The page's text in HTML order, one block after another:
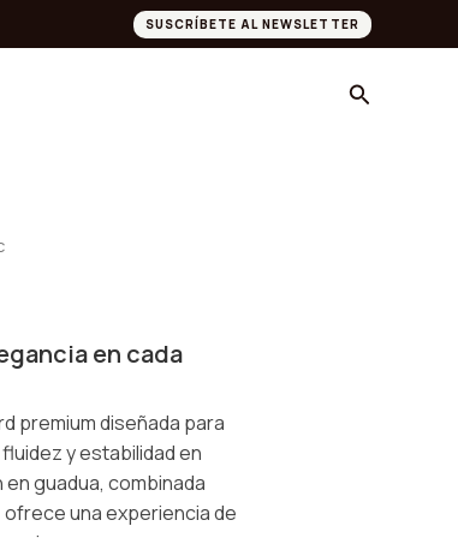
SUSCRÍBETE AL NEWSLETTER
Buscar
en cada
premium diseñada para
y estabilidad en
guadua, combinada
una experiencia de
Yo Quiero!